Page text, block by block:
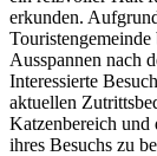
erkunden.
Touristengemeinde
Ausspannen nach
Interessierte
aktuellen
Katzenbereich und
ihres Besuchs zu